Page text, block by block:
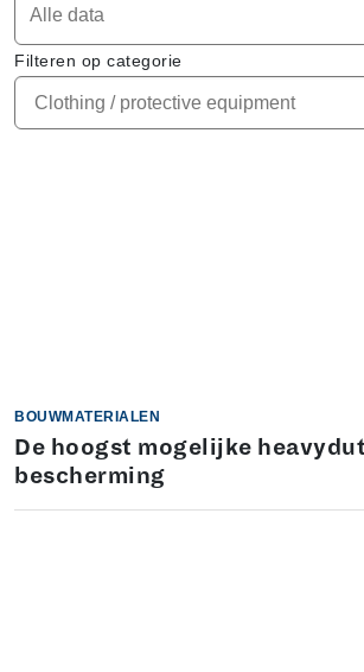
Filteren op categorie
BOUWMATERIALEN
De hoogst mogelijke
bescherming